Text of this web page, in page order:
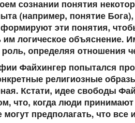
сознании понятия
(например, понятие
эти понятия,
им логическое объяснение.
определяя отношения
Файхингер попытался
религиозные
Кстати, идее свободы
что, когда люди
могут предполагать, что